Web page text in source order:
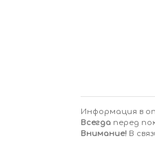
Информация в
Всегда перед
Внимание! В